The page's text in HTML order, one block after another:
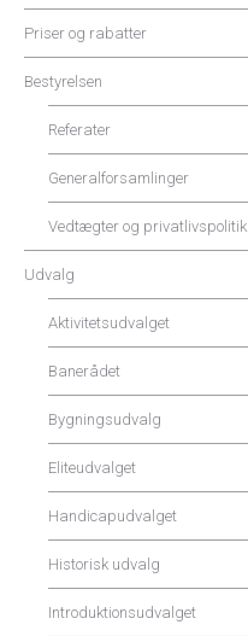
Priser og rabatter
Bestyrelsen
Referater
Generalforsamlinger
Vedtægter og privatlivspolitik
Udvalg
Aktivitetsudvalget
Banerådet
Bygningsudvalg
Eliteudvalget
Handicapudvalget
Historisk udvalg
Introduktionsudvalget